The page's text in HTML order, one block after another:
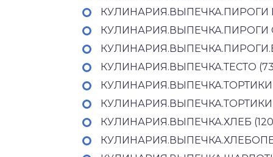
КУЛИНАРИЯ.ВЫПЕЧКА.ПИРОГИ
КУЛИНАРИЯ.ВЫПЕЧКА.ПИРОГИ
КУЛИНАРИЯ.ВЫПЕЧКА.ТЕСТО
КУЛИНАРИЯ.ВЫПЕЧКА.ТОРТИКИ
КУЛИНАРИЯ.ВЫПЕЧКА.ТОРТИКИ
КУЛИНАРИЯ.ВЫПЕЧКА.ХЛЕБ